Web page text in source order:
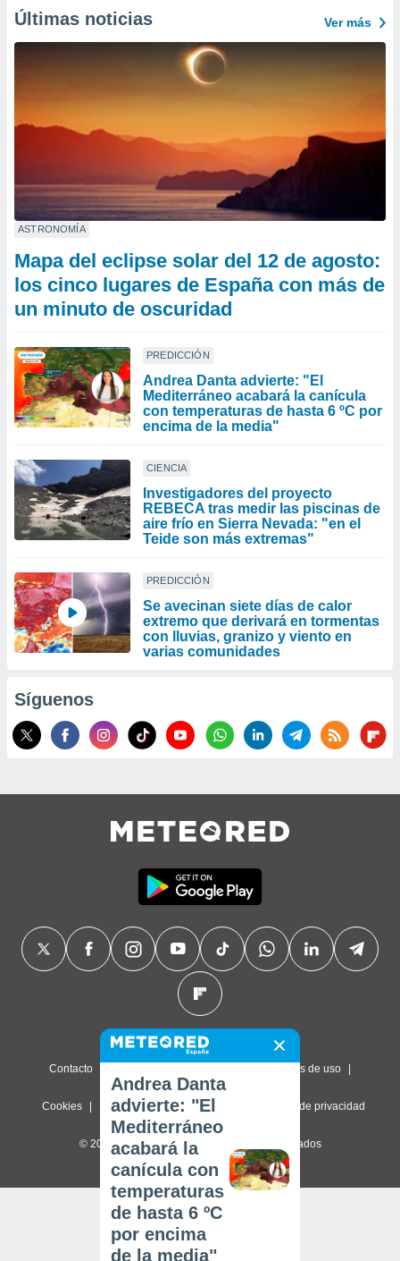
Últimas noticias Ver más
ASTRONOMÍA
Mapa del eclipse solar del 12 de agosto:
los cinco lugares de España con más de
un minuto de oscuridad
PREDICCIÓN
Andrea Danta advierte: "El
Mediterráneo acabará la canícula
con temperaturas de hasta 6 ºC por
encima de la media"
CIENCIA
Investigadores del proyecto
REBECA tras medir las piscinas de
aire frío en Sierra Nevada: "en el
Teide son más extremas"
PREDICCIÓN
Se avecinan siete días de calor
extremo que derivará en tormentas
con lluvias, granizo y viento en
varias comunidades
Síguenos
Contacto Términos de uso
Cookies Política de privacidad Configuración de privacidad
© 2026 Meteored. Todos los derechos reservados
Andrea Danta
advierte: "El
Mediterráneo
acabará la
canícula con
temperaturas
de hasta 6 ºC
por encima
de la media"